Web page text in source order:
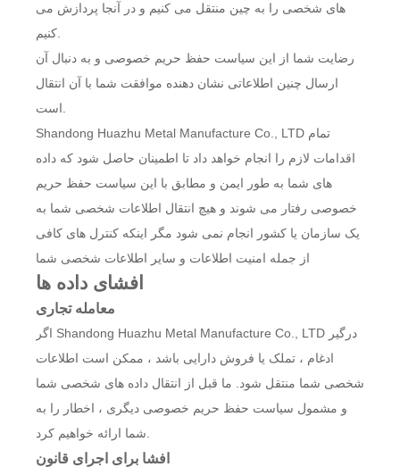
های شخصی را به چین منتقل می کنیم و در آنجا پردازش می
رضایت شما از این سیاست حفظ حریم خصوصی و به دنبال آن
ارسال چنین اطلاعاتی نشان دهنده موافقت شما با آن انتقال
Shandong Huazhu Metal Manufacture Co., LTD تمام
اقدامات لازم را انجام خواهد داد تا اطمینان حاصل شود که داده
های شما به طور ایمن و مطابق با این سیاست حفظ حریم
خصوصی رفتار می شوند و هیچ انتقال اطلاعات شخصی شما به
یک سازمان یا کشور انجام نمی شود مگر اینکه کنترل های کافی
از جمله امنیت اطلاعات و سایر اطلاعات شخصی شما
افشای داده ها
معامله تجاری
اگر Shandong Huazhu Metal Manufacture Co., LTD درگیر
ادغام ، تملک یا فروش دارایی باشد ، ممکن است اطلاعات
شخصی شما منتقل شود. ما قبل از انتقال داده های شخصی شما
و مشمول سیاست حفظ حریم خصوصی دیگری ، اخطار را به
افشا برای اجرای قانون